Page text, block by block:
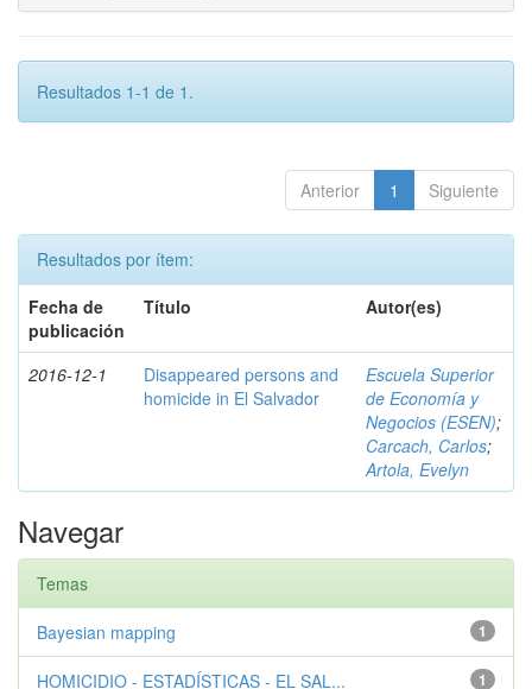
Resultados 1-1 de 1.
Anterior 1 Siguiente
Resultados por ítem:
Fecha de
publicación
Título Autor(es)
2016-12-1
Disappeared persons and
homicide in El Salvador
Escuela Superior
de Economía y
Negocios (ESEN);
Carcach, Carlos;
Artola, Evelyn
Navegar
Temas
1
Bayesian mapping
1
HOMICIDIO - ESTADÍSTICAS - EL SAL...